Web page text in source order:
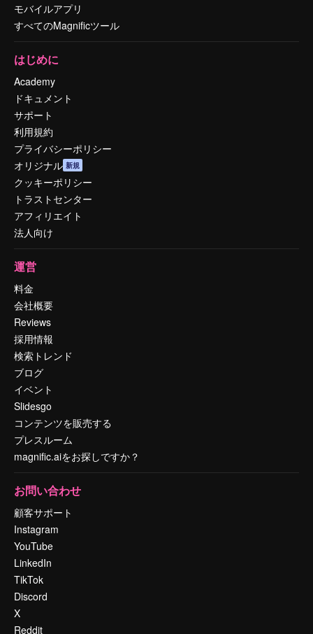
モバイルアプリ
すべてのMagnificツール
はじめに
Academy
ドキュメント
サポート
利用規約
プライバシーポリシー
オリジナル 新規
クッキーポリシー
トラストセンター
アフィリエイト
法人向け
運営
料金
会社概要
Reviews
採用情報
検索トレンド
ブログ
イベント
Slidesgo
コンテンツを販売する
プレスルーム
magnific.aiをお探しですか？
お問い合わせ
顧客サポート
Instagram
YouTube
LinkedIn
TikTok
Discord
X
Reddit